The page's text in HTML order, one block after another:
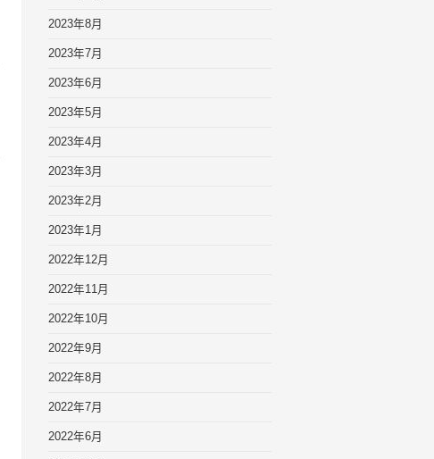
2023年8月
2023年7月
2023年6月
2023年5月
2023年4月
2023年3月
2023年2月
2023年1月
2022年12月
2022年11月
2022年10月
2022年9月
2022年8月
2022年7月
2022年6月